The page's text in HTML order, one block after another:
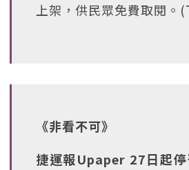
上架，供民眾免費取閱。
《非看不可》
捷運報Upaper 27日起停